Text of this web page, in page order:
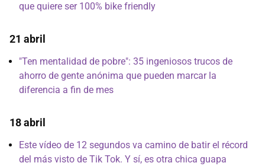
que quiere ser 100% bike friendly
21 abril
"Ten mentalidad de pobre": 35 ingeniosos trucos de
ahorro de gente anónima que pueden marcar la
diferencia a fin de mes
18 abril
Este vídeo de 12 segundos va camino de batir el récord
del más visto de Tik Tok. Y sí, es otra chica guapa